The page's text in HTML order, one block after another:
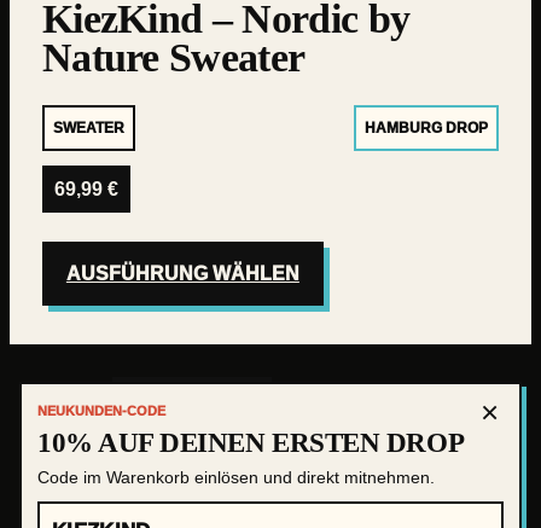
KiezKind – Nordic by
Nature Sweater
SWEATER HAMBURG DROP
69,99 €
AUSFÜHRUNG WÄHLEN
IMPRESSUM
VERSAND&ZAHLUNG
×
NEUKUNDEN-CODE
10% AUF DEINEN ERSTEN DROP
Code im Warenkorb einlösen und direkt mitnehmen.